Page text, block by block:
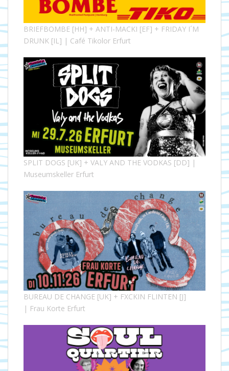
BRIEFBOMBE [HH] + ANTI-MACKI [EF] + FRIDAY I´M
DRUNK [IL] | Café Tikolor Erfurt
SPLIT DOGS [UK] + VALY AND THE VODKAS [DD] |
Museumskeller Erfurt
BUREAU DE CHANGE [UK] + FXCKIN FLINTEN [J]
| Frau Korte Erfurt